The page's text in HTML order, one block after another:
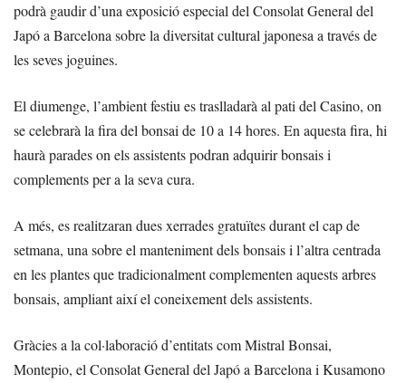
podrà gaudir d’una exposició especial del Consolat General del
Japó a Barcelona sobre la diversitat cultural japonesa a través de
les seves joguines.
El diumenge, l’ambient festiu es traslladarà al pati del Casino, on
se celebrarà la fira del bonsai de 10 a 14 hores. En aquesta fira, hi
haurà parades on els assistents podran adquirir bonsais i
complements per a la seva cura.
A més, es realitzaran dues xerrades gratuïtes durant el cap de
setmana, una sobre el manteniment dels bonsais i l’altra centrada
en les plantes que tradicionalment complementen aquests arbres
bonsais, ampliant així el coneixement dels assistents.
Gràcies a la col·laboració d’entitats com Mistral Bonsai,
Montepio, el Consolat General del Japó a Barcelona i Kusamono